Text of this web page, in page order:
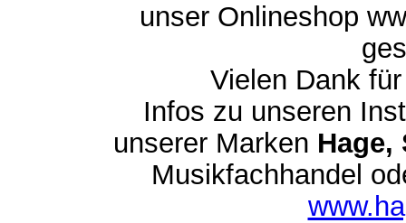
unser Onlineshop
Vielen Dank
Infos zu unseren
unserer Marken Hage,
Musikfachhandel